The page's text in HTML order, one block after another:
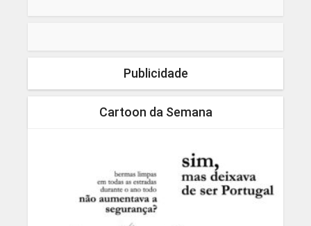
Publicidade
Cartoon da Semana